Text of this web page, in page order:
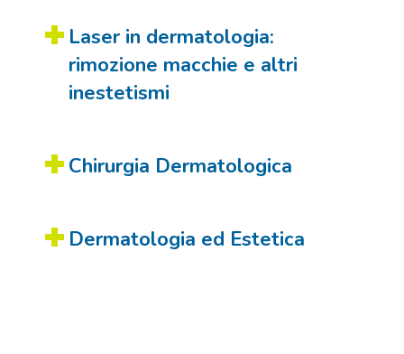
Laser in dermatologia:
rimozione macchie e altri
inestetismi
Chirurgia Dermatologica
Dermatologia ed Estetica